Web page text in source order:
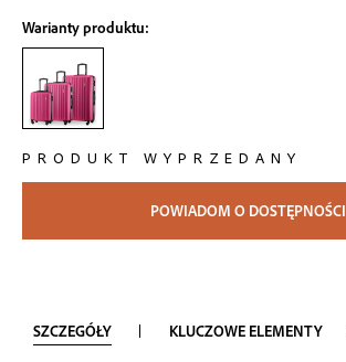
images
gallery
Warianty produktu:
PRODUKT WYPRZEDANY
POWIADOM O DOSTĘPNOŚCI
SZCZEGÓŁY KLUCZOWE ELEMENTY